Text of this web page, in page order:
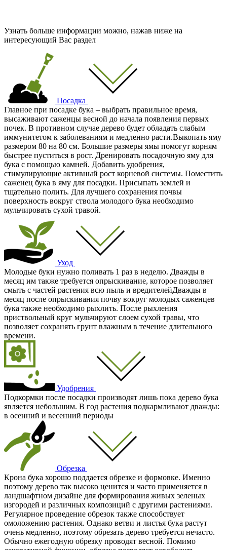
Узнать больше информации можно, нажав ниже на
интересующий Вас раздел
Посадка
Главное при посадке бука – выбрать правильное время,
высаживают саженцы весной до начала появления первых
почек. В противном случае дерево будет обладать слабым
иммунитетом к заболеваниям и медленно расти.Выкопать яму
размером 80 на 80 см. Большие размеры ямы помогут корням
быстрее пуститься в рост. Дренировать посадочную яму для
бука с помощью камней. Добавить удобрения,
стимулирующие активный рост корневой системы. Поместить
саженец бука в яму для посадки. Присыпать землей и
тщательно полить. Для лучшего сохранения почвы
поверхность вокруг ствола молодого бука необходимо
мульчировать сухой травой.
Уход
Молодые буки нужно поливать 1 раз в неделю. Дважды в
месяц им также требуется опрыскивание, которое позволяет
смыть с частей растения всю пыль и вредителейДважды в
месяц после опрыскивания почву вокруг молодых саженцев
бука также необходимо рыхлить. После рыхления
приствольный круг мульчируют слоем сухой травы, что
позволяет сохранять грунт влажным в течение длительного
времени.
Удобрения
Подкормки после посадки производят лишь пока дерево бука
является небольшим. В год растения подкармливают дважды:
в осенний и весенний периоды
Обрезка
Крона бука хорошо поддается обрезке и формовке. Именно
поэтому дерево так высоко ценится и часто применяется в
ландшафтном дизайне для формирования живых зеленых
изгородей и различных композиций с другими растениями.
Регулярное проведение обрезок также способствует
омоложению растения. Однако ветви и листья бука растут
очень медленно, поэтому обрезать дерево требуется нечасто.
Обычно ежегодную обрезку проводят весной. Помимо